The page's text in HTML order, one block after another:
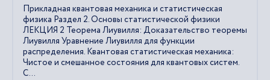
Прикладная квантовая механика и статистическая
физика Раздел 2. Основы статистической физики
ЛЕКЦИЯ 2 Теорема Лиувилля: Доказательство теоремы
Лиувилля Уравнение Лиувилля для функции
распределения. Квантовая статистическая механика:
Чистое и смешанное состояния для квантовых систем.
С...